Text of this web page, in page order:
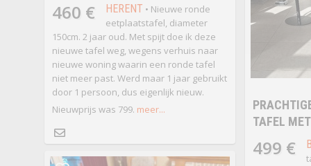
460 € HERENT • Nieuwe ronde
eetplaatstafel, diameter
150cm. 2 jaar oud. Met spijt doe ik deze
nieuwe tafel weg, wegens verhuis naar
nieuwe woning waarin een ronde tafel
niet meer past. Werd maar 1 jaar gebruikt
door 1 persoon, dus eigenlijk nieuw.
Nieuwprijs was 799. meer...
TAFEL
499 €